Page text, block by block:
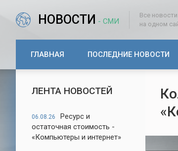
НОВОСТИ - СМИ
Все
на одном
ГЛАВНАЯ ПОСЛЕДНИЕ НОВОСТИ
ЛЕНТА НОВОСТЕЙ
06.08.26
Ресурс и
остаточная стоимость -
«Компьютеры и интернет»